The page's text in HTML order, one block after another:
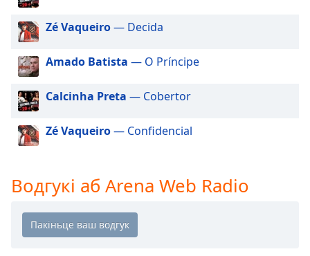
window.
Beginning
dialog
window.
Escape
close
window.
Zé Vaqueiro— Decida
Amado Batista — O Príncipe
Calcinha Preta — Cobertor
Zé Vaqueiro— Confidencial
Водгукі аб Arena Web Radio